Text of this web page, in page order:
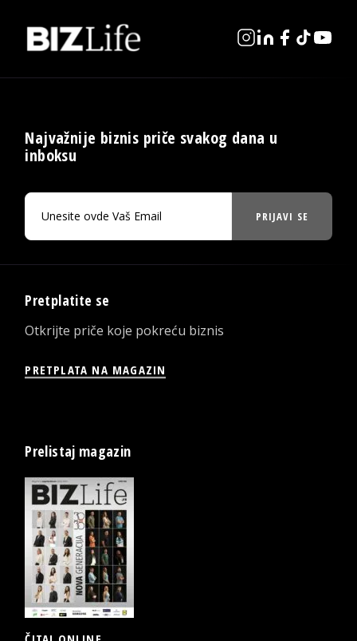
Najvažnije biznis priče svakog dana u
inboksu
PRIJAVI SE
Pretplatite se
Otkrijte priče koje pokreću biznis
PRETPLATA NA MAGAZIN
Prelistaj magazin